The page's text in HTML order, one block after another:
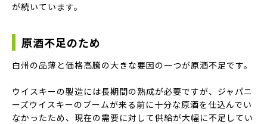
が続いています。
原酒不足のため
白州の品薄と価格高騰の大きな要因の一つが原酒不足です。
ウイスキーの製造には長期間の熟成が必要ですが、ジャパニ
ーズウイスキーのブームが来る前に十分な原酒を仕込んでい
なかったため、現在の需要に対して供給が大幅に不足してい